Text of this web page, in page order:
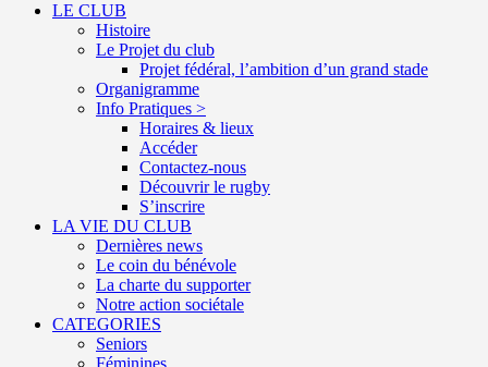
LE CLUB
Histoire
Le Projet du club
Projet fédéral, l’ambition d’un grand stade
Organigramme
Info Pratiques >
Horaires & lieux
Accéder
Contactez-nous
Découvrir le rugby
S’inscrire
LA VIE DU CLUB
Dernières news
Le coin du bénévole
La charte du supporter
Notre action sociétale
CATEGORIES
Seniors
Féminines